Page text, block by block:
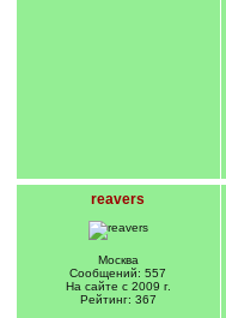
reavers
Москва
Сообщений: 557
На сайте с 2009 г.
Рейтинг: 367